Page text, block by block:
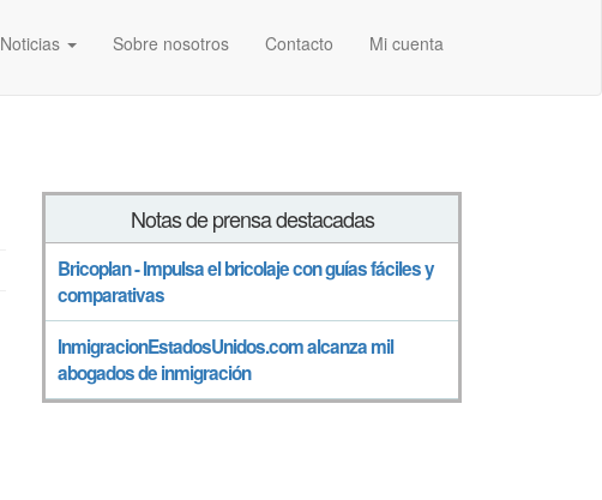
Noticias Sobre nosotros Contacto Mi cuenta
Notas de prensa destacadas
Bricoplan - Impulsa el bricolaje con guías fáciles y
comparativas
InmigracionEstadosUnidos.com alcanza mil
abogados de inmigración